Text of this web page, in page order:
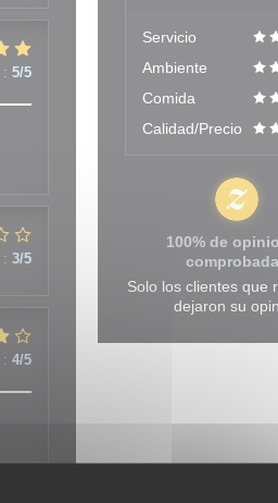
: 5/5
: 3/5
: 4/5
Servicio
Ambiente
Comida
Calidad/Precio
100% de
Solo los clientes que
dejaron su